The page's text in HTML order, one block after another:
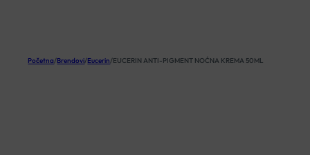
Početna/Brendovi/Eucerin/EUCERIN ANTI-PIGMENT NOĆNA KREMA 50ML